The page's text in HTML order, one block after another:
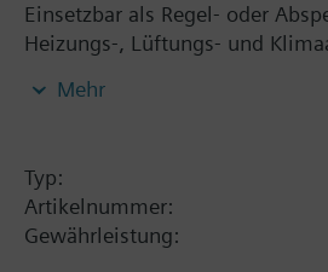
Einsetzbar als Regel- oder
Heizungs-, Lüftungs- und
Zusatz Info
Mehr
Typ:
Artikelnummer:
Gewährleistung: